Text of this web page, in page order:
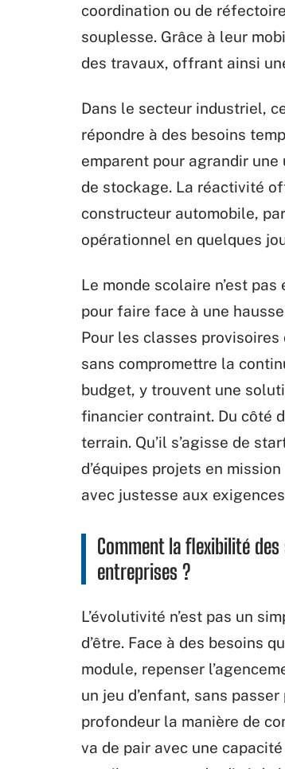
coordination ou de
souplesse. Grâce à leur
des travaux, offrant ainsi
Dans le secteur industriel,
répondre à des besoins
emparent pour agrandir
de stockage. La réactivité
constructeur automobile,
opérationnel en quelques
Le monde scolaire n’est
pour faire face à une
Pour les classes
sans compromettre la
budget, y trouvent une
financier contraint. Du côté
terrain. Qu’il s’agisse de
d’équipes projets en
avec justesse aux
Comment la flexibilité
entreprises ?
L’évolutivité n’est pas un
d’être. Face à des besoins
module, repenser
un jeu d’enfant, sans
profondeur la manière de
va de pair avec une